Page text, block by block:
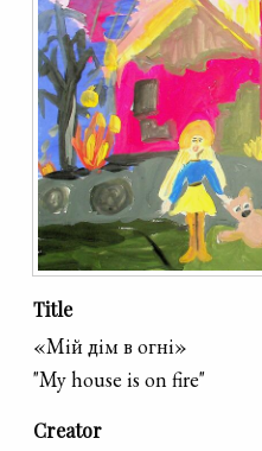
Title
«Мій дім в огні»
"My house is on fire"
Creator